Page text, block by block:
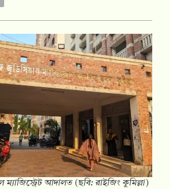
ম্যাজিস্ট্রেট আদালত (ছবি: রাইজিং কুমিল্লা)